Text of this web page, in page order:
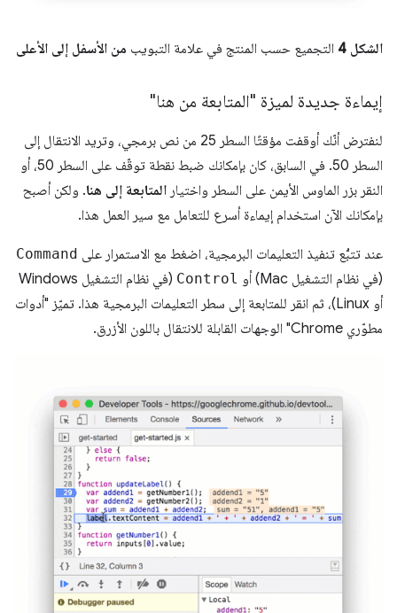
الشكل 4 التجميع حسب المنتج في علامة التبويب من الأسفل إلى الأعلى
إيماءة جديدة لميزة "المتابعة من هنا"
لنفترض أنّك أوقفت مؤقتًا السطر 25 من نص برمجي، وتريد الانتقال إلى
السطر 50. في السابق، كان بإمكانك ضبط نقطة توقّف على السطر 50، أو
النقر بزر الماوس الأيمن على السطر واختيار المتابعة إلى هنا. ولكن أصبح
بإمكانك الآن استخدام إيماءة أسرع للتعامل مع سير العمل هذا.
عند تتبُّع تنفيذ التعليمات البرمجية، اضغط مع الاستمرار على Command
(في نظام التشغيل Mac) أو Control
(في نظام التشغيل Windows
أو Linux)، ثم انقر للمتابعة إلى سطر التعليمات البرمجية هذا. تميّز "أدوات
مطوّري Chrome" الوجهات القابلة للانتقال باللون الأزرق.